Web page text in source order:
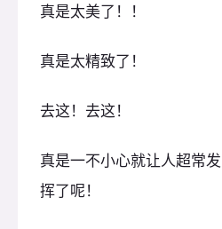
真是太美了！！
真是太精致了！
去这！去这！
真是一不小心就让人超常发
挥了呢！